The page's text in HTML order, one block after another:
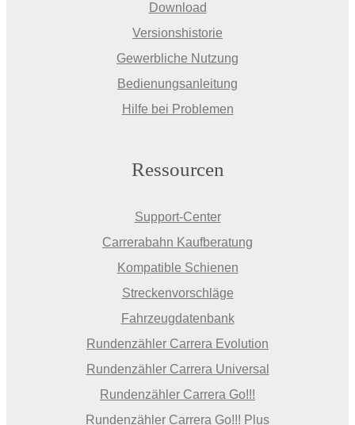
Download
Versionshistorie
Gewerbliche Nutzung
Bedienungsanleitung
Hilfe bei Problemen
Ressourcen
Support-Center
Carrerabahn Kaufberatung
Kompatible Schienen
Streckenvorschläge
Fahrzeugdatenbank
Rundenzähler Carrera Evolution
Rundenzähler Carrera Universal
Rundenzähler Carrera Go!!!
Rundenzähler Carrera Go!!! Plus